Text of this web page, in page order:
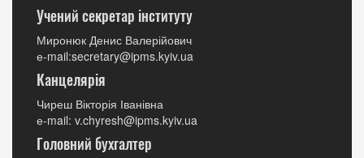
Учений секретар інституту
Миронюк Денис Валерійович
е-mail:secretary@ipms.kyiv.ua
Канцелярія
Чиреш Вікторія Іванівна
е-mail: v.chyresh@ipms.kyiv.ua
Головний бухгалтер